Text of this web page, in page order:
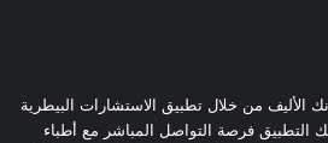
الأليف من خلال تطبيق الاستشارات البيطرية
لك التطبيق فرصة التواصل المباشر مع أطباء